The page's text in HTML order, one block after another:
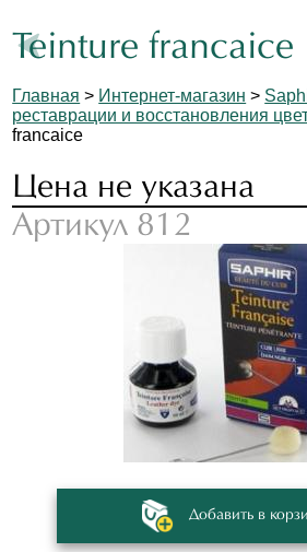
Teinture francaice
Главная > Интернет-магазин >
реставрации и восстановления
francaice
Цена не указана
Артикул 812
Добавить в